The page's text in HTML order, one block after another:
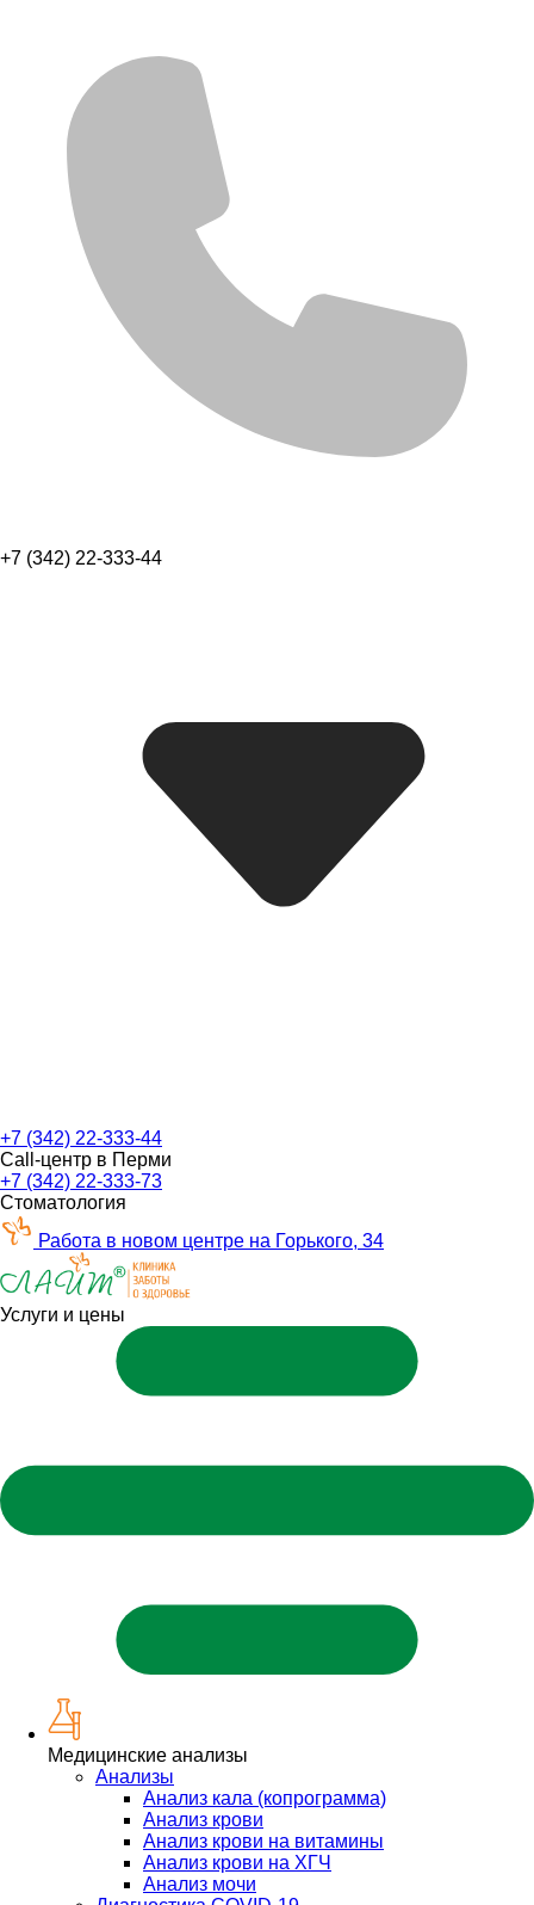
+7 (342) 22-333-44
+7 (342) 22-333-44
Call-центр в Перми
+7 (342) 22-333-73
Стоматология
Работа в новом центре на Горького, 34
Услуги и цены
Медицинские анализы
Анализы
Анализ кала (копрограмма)
Анализ крови
Анализ крови на витамины
Анализ крови на ХГЧ
Анализ мочи